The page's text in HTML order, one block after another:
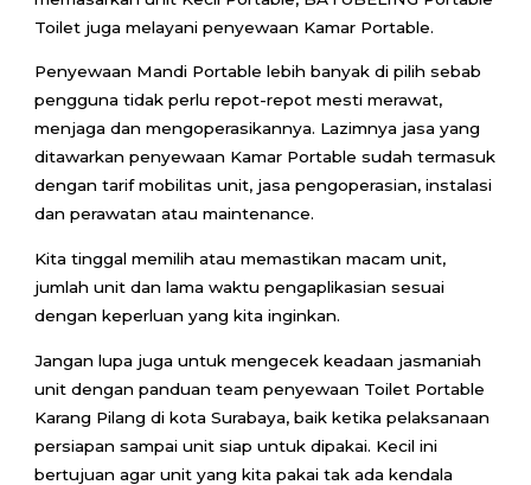
Toilet juga melayani penyewaan Kamar Portable.
Penyewaan Mandi Portable lebih banyak di pilih sebab
pengguna tidak perlu repot-repot mesti merawat,
menjaga dan mengoperasikannya. Lazimnya jasa yang
ditawarkan penyewaan Kamar Portable sudah termasuk
dengan tarif mobilitas unit, jasa pengoperasian, instalasi
dan perawatan atau maintenance.
Kita tinggal memilih atau memastikan macam unit,
jumlah unit dan lama waktu pengaplikasian sesuai
dengan keperluan yang kita inginkan.
Jangan lupa juga untuk mengecek keadaan jasmaniah
unit dengan panduan team penyewaan Toilet Portable
Karang Pilang di kota Surabaya, baik ketika pelaksanaan
persiapan sampai unit siap untuk dipakai. Kecil ini
bertujuan agar unit yang kita pakai tak ada kendala